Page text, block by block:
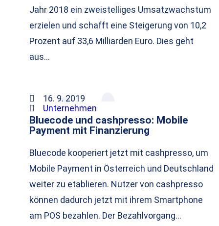
Jahr 2018 ein zweistelliges Umsatzwachstum
erzielen und schafft eine Steigerung von 10,2
Prozent auf 33,6 Milliarden Euro. Dies geht
aus…
16. 9. 2019
Unternehmen
Bluecode und cashpresso: Mobile
Payment mit Finanzierung
Bluecode kooperiert jetzt mit cashpresso, um
Mobile Payment in Österreich und Deutschland
weiter zu etablieren. Nutzer von cashpresso
können dadurch jetzt mit ihrem Smartphone
am POS bezahlen. Der Bezahlvorgang…